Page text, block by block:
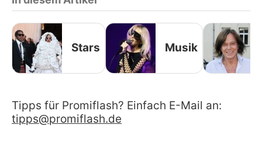
Stars Musik
Tipps für Promiflash? Einfach E-Mail an:
tipps@promiflash.de